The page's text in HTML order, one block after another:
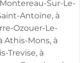
Sur-Le-
Antoine, à
Ozouer-Le-
Athis-Mons, à
Trevise, à